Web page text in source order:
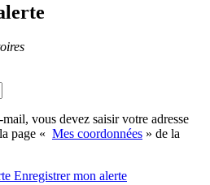
vous devez saisir votre adresse
page « Mes coordonnées » de la
Enregistrermon alerte